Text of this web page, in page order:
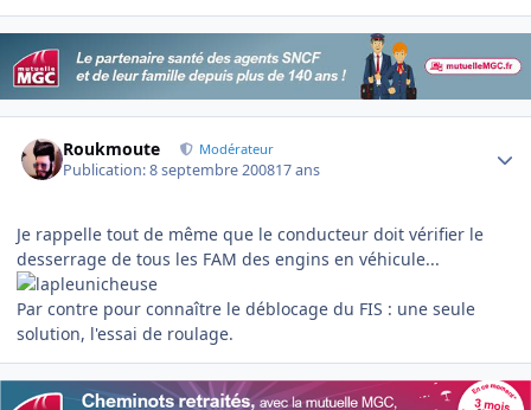
Roukmoute Modérateur
Publication:8 septembre 200817 ans
Je rappelle tout de même que le conducteur doit vérifier le
desserrage de tous les FAM des engins en véhicule...
Par contre pour connaître le déblocage du FIS : une seule
solution, l'essai de roulage.